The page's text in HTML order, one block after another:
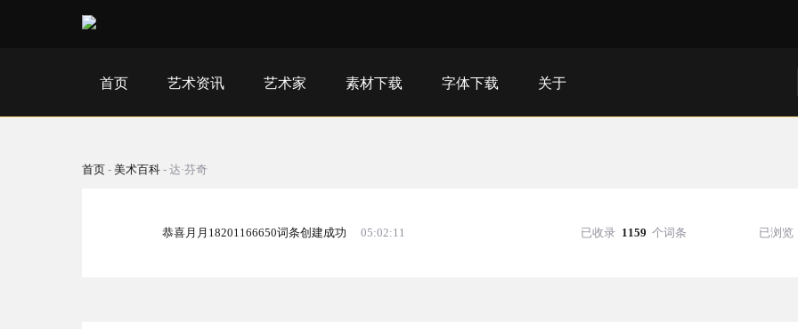
首页 艺术资讯 艺术家 素材下载 字体下载 关于
首页 - 美术百科 - 达·芬奇
恭喜月月18201166650词条创建成功 05:02:11 已收录 1159 个词条 已浏览